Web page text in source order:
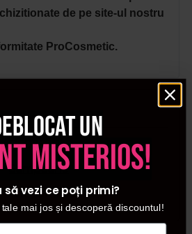
de pe site-ul nostru
ProCosmetic.
PF025911
Sampoane
Alfaparf Milano
un
misterios!
să vezi ce poți primi?
mai jos și descoperă discountul!